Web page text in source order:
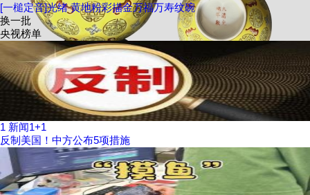
[一槌定音]光绪 黄地粉彩描金万福万寿纹碗
换一批
央视榜单
1 新闻1+1
反制美国！中方公布5项措施